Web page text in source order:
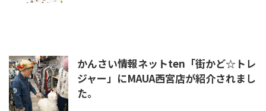
かんさい情報ネットten「街かど☆トレ
ジャー」にMAUA西宮店が紹介されまし
た。